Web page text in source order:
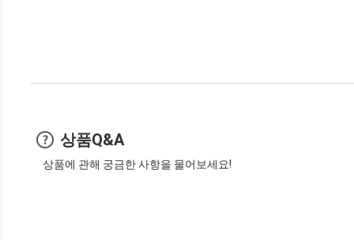
상품Q&A
상품에 관해 궁금한 사항을 물어보세요!